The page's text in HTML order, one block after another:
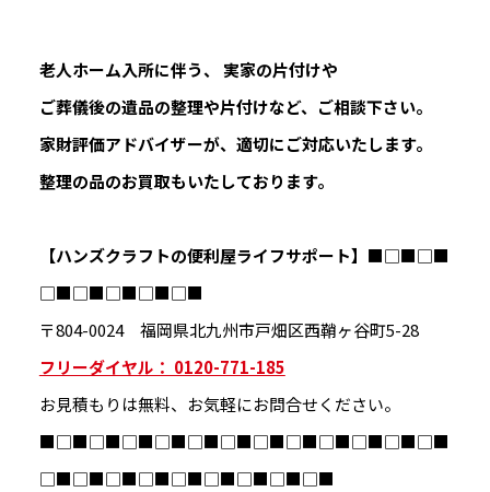
老人ホーム入所に伴う、 実家の片付けや
ご葬儀後の遺品の整理や片付けなど、ご相談下さい。
家財評価アドバイザーが、適切にご対応いたします。
整理の品のお買取もいたしております。
【ハンズクラフトの便利屋ライフサポート】 ■□■□■
□■□■□■□■□■
〒804-0024 福岡県北九州市戸畑区西鞘ヶ谷町5-28
フリーダイヤル： 0120-771-185
お見積もりは無料、お気軽にお問合せください。
■□■□■□■□■□■□■□■□■□■□■□■□■
□■□■□■□■□■□■□■□■□■